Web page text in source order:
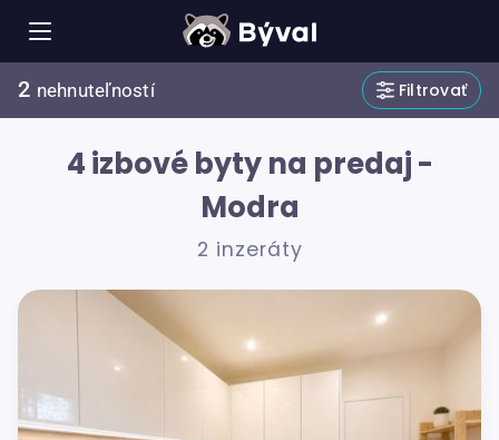
2 nehnuteľností Filtrovať
4 izbové byty na predaj -
Modra
2 inzeráty